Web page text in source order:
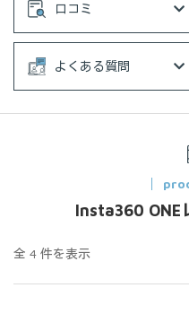
口コミ
よくある質問
Insta360 ONE
全 4 件を表示